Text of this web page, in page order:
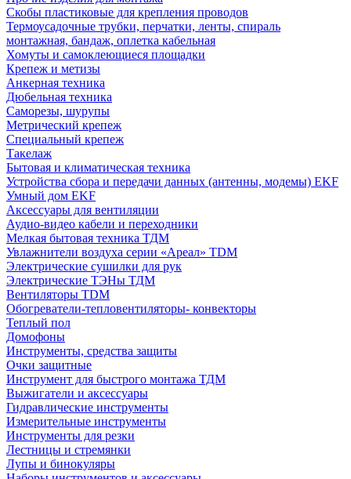
Скобы пластиковые для крепления проводов
Термоусадочные трубки, перчатки, ленты, спираль
монтажная, бандаж, оплетка кабельная
Хомуты и самоклеющиеся площадки
Крепеж и метизы
Анкерная техника
Дюбельная техника
Саморезы, шурупы
Метрический крепеж
Специальный крепеж
Такелаж
Бытовая и климатическая техника
Устройства сбора и передачи данных (антенны, модемы) EKF
Умный дом EKF
Аксессуары для вентиляции
Аудио-видео кабели и переходники
Мелкая бытовая техника ТДМ
Увлажнители воздуха серии «Ареал» TDM
Электрические сушилки для рук
Электрические ТЭНы ТДМ
Вентиляторы TDM
Обогреватели-тепловентиляторы- конвекторы
Теплый пол
Домофоны
Инструменты, средства защиты
Очки защитные
Инструмент для быстрого монтажа ТДМ
Выжигатели и аксессуары
Гидравлические инструменты
Измерительные инструменты
Инструменты для резки
Лестницы и стремянки
Лупы и бинокуляры